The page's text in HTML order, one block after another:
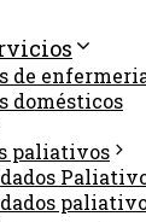
de
domésticos
paliativos